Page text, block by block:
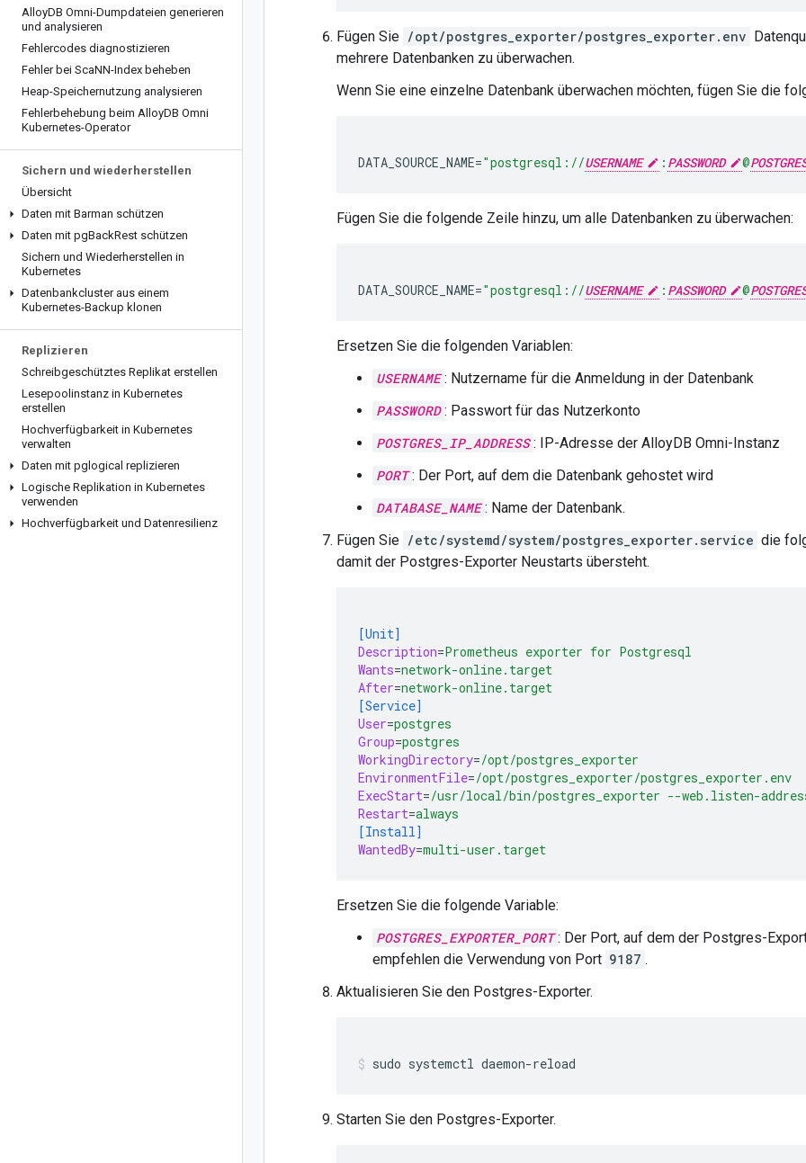
AlloyDB Omni-Dumpdateien generieren
und analysieren
Fehlercodes diagnostizieren
Fehler bei ScaNN-Index beheben
Heap-Speichernutzung analysieren
Fehlerbehebung beim AlloyDB Omni
Kubernetes-Operator
Sichern und wiederherstellen
Übersicht
Daten mit Barman schützen
Daten mit pgBackRest schützen
Sichern und Wiederherstellen in
Kubernetes
Datenbankcluster aus einem
Kubernetes-Backup klonen
Replizieren
Schreibgeschütztes Replikat erstellen
Lesepoolinstanz in Kubernetes
erstellen
Hochverfügbarkeit in Kubernetes
verwalten
Daten mit pglogical replizieren
Logische Replikation in Kubernetes
verwenden
Hochverfügbarkeit und Datenresilienz
Fügen Sie /opt/postgres_exporter/postgres_exporter.env
mehrere Datenbanken zu überwachen.
Wenn Sie eine einzelne Datenbank überwachen möchten, fügen Sie die
DATA_SOURCE_NAME="postgresql://USERNAME : PASSWORD @
Fügen Sie die folgende Zeile hinzu, um alle Datenbanken zu überwachen:
DATA_SOURCE_NAME="postgresql://USERNAME : PASSWORD @
Ersetzen Sie die folgenden Variablen:
USERNAME : Nutzername für die Anmeldung in der Datenbank
PASSWORD : Passwort für das Nutzerkonto
POSTGRES_IP_ADDRESS : IP-Adresse der AlloyDB Omni-Instanz
PORT : Der Port, auf dem die Datenbank gehostet wird
DATABASE_NAME : Name der Datenbank.
Fügen Sie /etc/systemd/system/postgres_exporter.service die
damit der Postgres-Exporter Neustarts übersteht.
[Unit]
Description=Prometheus exporter for Postgresql
Wants=network-online.target
After=network-online.target
[Service]
User=postgres
Group=postgres
WorkingDirectory=/opt/postgres_exporter
EnvironmentFile=/opt/postgres_exporter/postgres_exporter.env
ExecStart=/usr/local/bin/postgres_exporter --web.listen-
Restart=always
[Install]
WantedBy=multi-user.target
Ersetzen Sie die folgende Variable:
POSTGRES_EXPORTER_PORT : Der Port, auf dem der Postgres-
empfehlen die Verwendung von Port 9187 .
Aktualisieren Sie den Postgres-Exporter.
Starten Sie den Postgres-Exporter.